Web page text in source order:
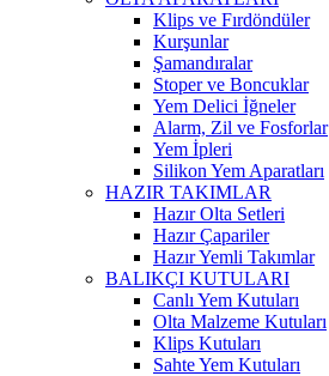
Klips ve Fırdöndüler
Kurşunlar
Şamandıralar
Stoper ve Boncuklar
Yem Delici İğneler
Alarm, Zil ve Fosforlar
Yem İpleri
Silikon Yem Aparatları
HAZIR TAKIMLAR
Hazır Olta Setleri
Hazır Çapariler
Hazır Yemli Takımlar
BALIKÇI KUTULARI
Canlı Yem Kutuları
Olta Malzeme Kutuları
Klips Kutuları
Sahte Yem Kutuları